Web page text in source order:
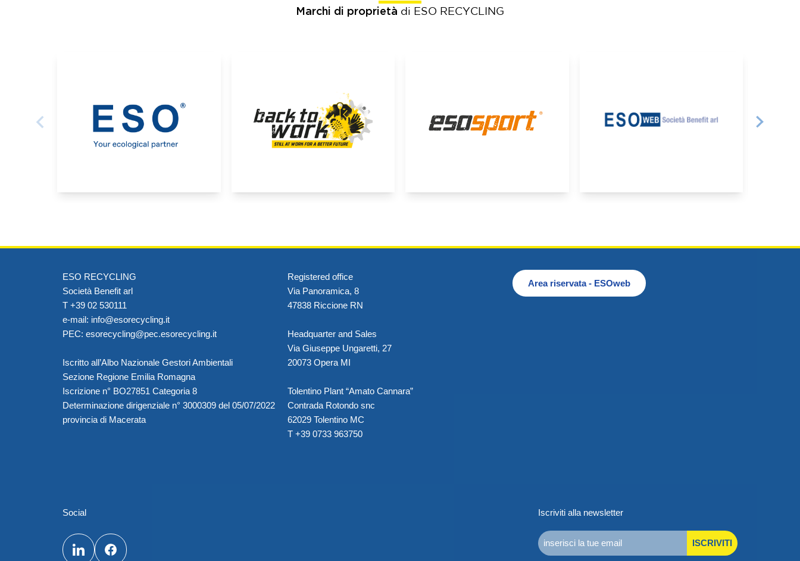
Marchi di proprietà di ESO RECYCLING
ESO RECYCLING
Società Benefit arl
T +39 02 530111
e-mail: info@esorecycling.it
PEC: esorecycling@pec.esorecycling.it
Iscritto all’Albo Nazionale Gestori Ambientali
Sezione Regione Emilia Romagna
Iscrizione n° BO27851 Categoria 8
Determinazione dirigenziale n° 3000309 del 05/07/2022
provincia di Macerata
Registered office
Via Panoramica, 8
47838 Riccione RN
Headquarter and Sales
Via Giuseppe Ungaretti, 27
20073 Opera MI
Tolentino Plant “Amato Cannara”
Contrada Rotondo snc
62029 Tolentino MC
T +39 0733 963750
Area riservata - ESOweb
Social Iscriviti alla newsletter
ISCRIVITI